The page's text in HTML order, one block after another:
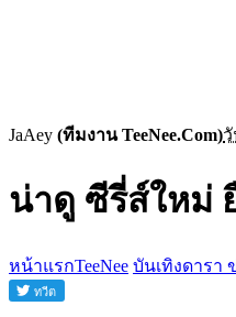
JaAey (ทีมงาน TeeNee.Com)
น่าดู ซีรี่ส์ใหม่
หน้าแรกTeeNee บันเทิงดารา